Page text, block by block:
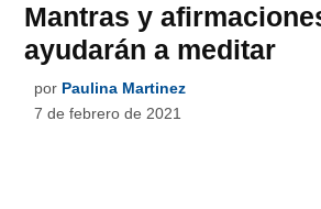
Mantras y
ayudarán a meditar
por Paulina Martinez
7 de febrero de 2021